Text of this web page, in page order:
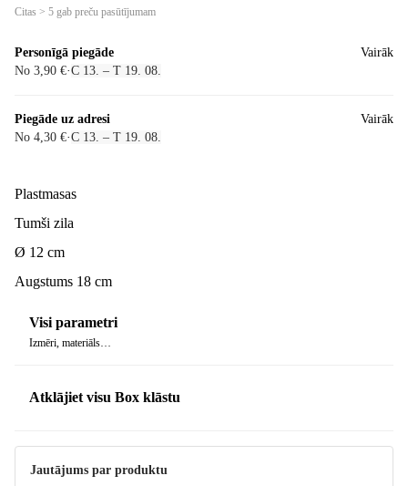
Citas > 5 gab preču pasūtījumam
Personīgā piegāde
No 3,90 €·C 13. – T 19. 08.
Vairāk
Piegāde uz adresi
No 4,30 €·C 13. – T 19. 08.
Vairāk
Plastmasas
Tumši zila
Ø 12 cm
Augstums 18 cm
Visi parametri
Izmēri, materiāls…
Atklājiet visu Box klāstu
Jautājums par produktu